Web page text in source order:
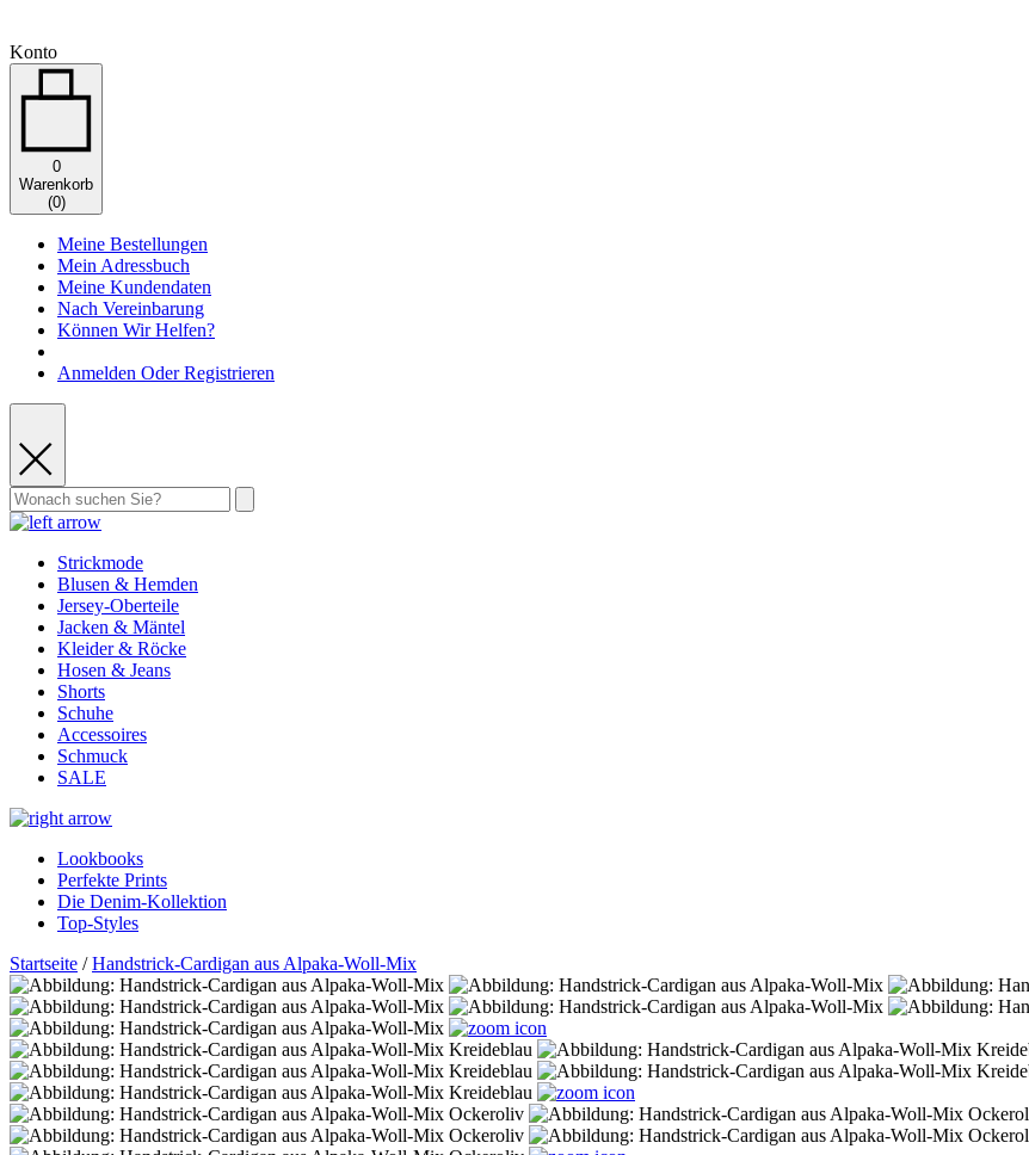
Konto
0
Warenkorb
(0)
Meine Bestellungen
Mein Adressbuch
Meine Kundendaten
Nach Vereinbarung
Können Wir Helfen?
Anmelden Oder Registrieren
Strickmode
Blusen & Hemden
Jersey-Oberteile
Jacken & Mäntel
Kleider & Röcke
Hosen & Jeans
Shorts
Schuhe
Accessoires
Schmuck
SALE
Lookbooks
Perfekte Prints
Die Denim-Kollektion
Top-Styles
Startseite /Handstrick-Cardigan aus Alpaka-Woll-Mix